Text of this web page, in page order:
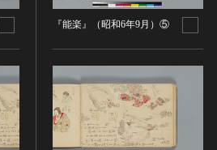
『能楽』（昭和6年9月）⑤
択